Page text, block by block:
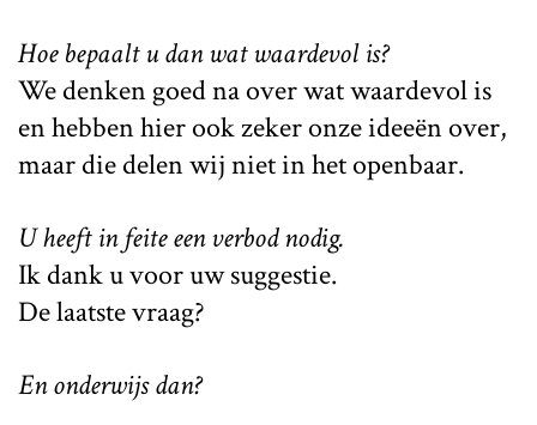
Hoe bepaalt u dan wat waardevol is?
We denken goed na over wat waardevol is
en hebben hier ook zeker onze ideeën over,
maar die delen wij niet in het openbaar.
U heeft in feite een verbod nodig.
Ik dank u voor uw suggestie.
De laatste vraag?
En onderwijs dan?